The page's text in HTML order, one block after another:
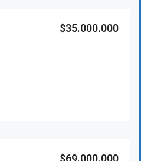
$35.000.000
$69.000.000